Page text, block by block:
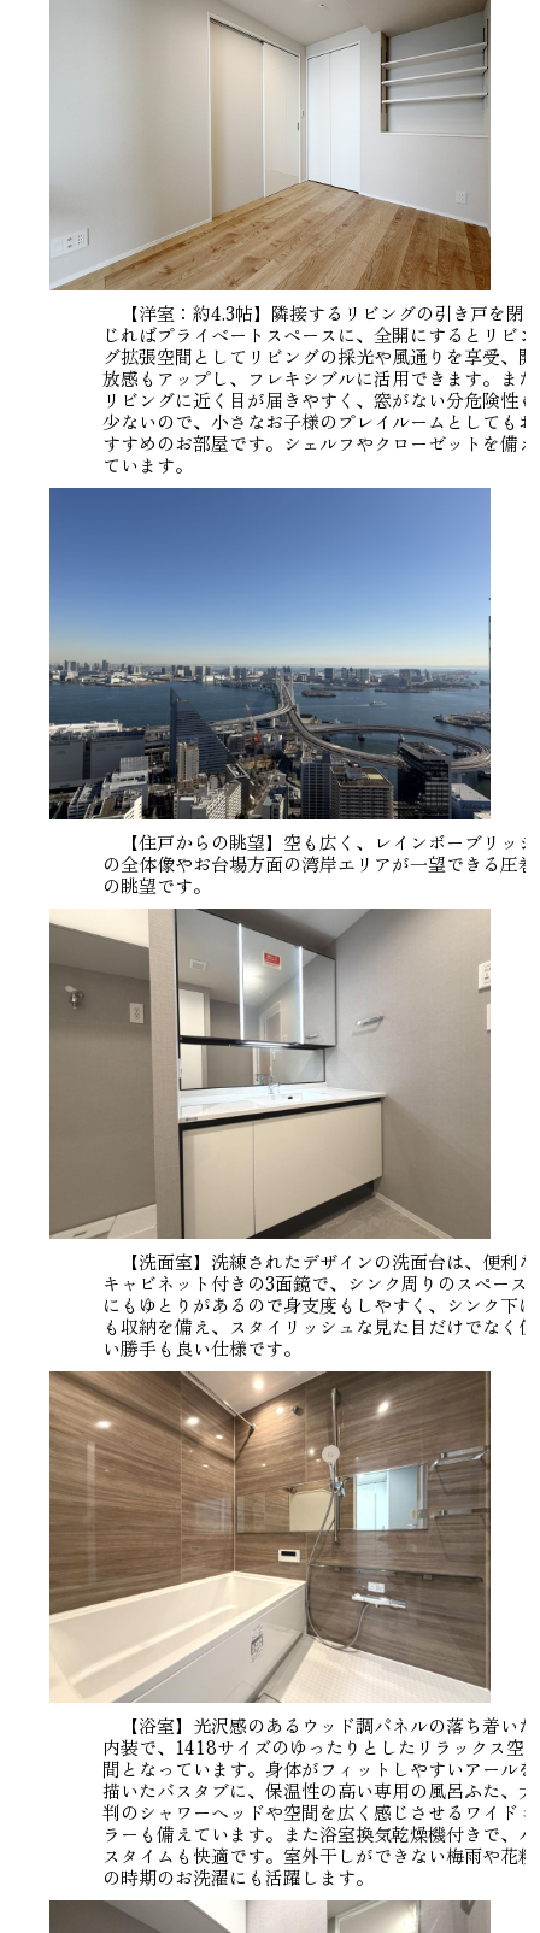
【洋室：約4.3帖】隣接するリビングの引き戸を閉
じればプライベートスペースに、全開にするとリビン
グ拡張空間としてリビングの採光や風通りを享受、開
放感もアップし、フレキシブルに活用できます。また
リビングに近く目が届きやすく、窓がない分危険性も
少ないので、小さなお子様のプレイルームとしてもお
すすめのお部屋です。シェルフやクローゼットを備え
ています。
【住戸からの眺望】空も広く、レインボーブリッジ
の全体像やお台場方面の湾岸エリアが一望できる圧巻
の眺望です。
【洗面室】洗練されたデザインの洗面台は、便利な
キャビネット付きの3面鏡で、シンク周りのスペース
にもゆとりがあるので身支度もしやすく、シンク下に
も収納を備え、スタイリッシュな見た目だけでなく使
い勝手も良い仕様です。
【浴室】光沢感のあるウッド調パネルの落ち着いた
内装で、1418サイズのゆったりとしたリラックス空
間となっています。身体がフィットしやすいアールを
描いたバスタブに、保温性の高い専用の風呂ふた、大
判のシャワーヘッドや空間を広く感じさせるワイドミ
ラーも備えています。また浴室換気乾燥機付きで、バ
スタイムも快適です。室外干しができない梅雨や花粉
の時期のお洗濯にも活躍します。